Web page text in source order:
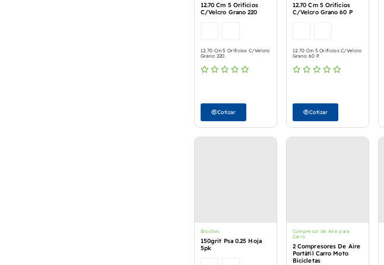
12.70 Cm 5 Orificios
C/Velcro Grano 220
12.70 Cm 5 Orificios C/Velcro
Grano 220.
Cotizar
12.70 Cm 5 Orificios
C/Velcro Grano 60 P
12.70 Cm 5 Orificios C/Velcro
Grano 60 P.
Cotizar
Brochas
150grit Psa 0.25 Hoja
5pk
Compresor de Aire para
Carro
2 Compresores De Aire
Portátil Carro Moto
Bicicletas